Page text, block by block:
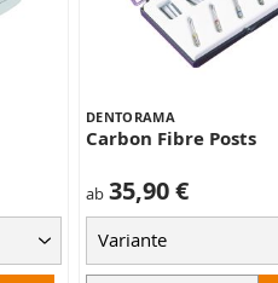
DENTORAMA
Carbon Fibre Posts
ab 35,90 €